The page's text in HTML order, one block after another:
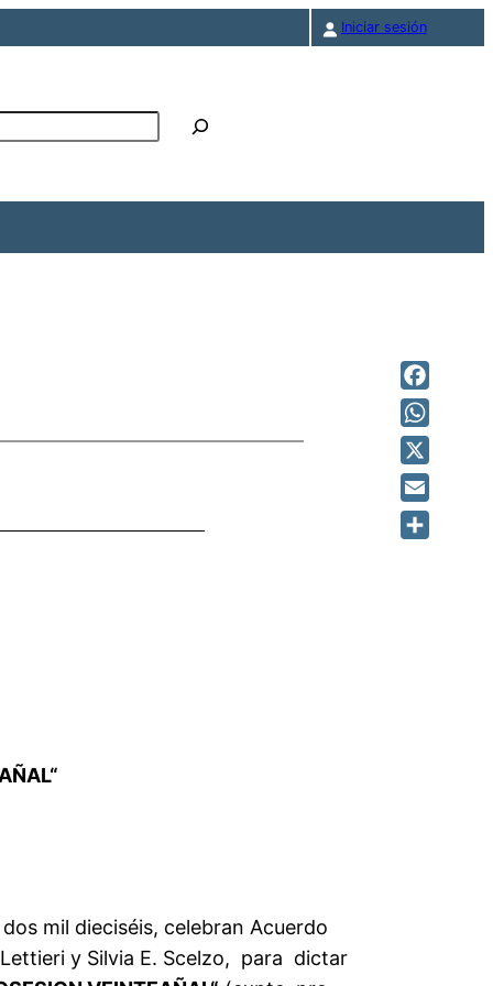
Iniciar sesión
ÑAL“
mil dieciséis, celebran Acuerdo
y Silvia E. Scelzo, para dictar
Facebook
X
Email